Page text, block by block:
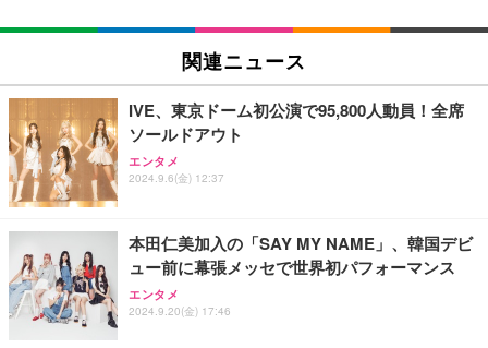
関連ニュース
IVE、東京ドーム初公演で95,800人動員！全席
ソールドアウト
エンタメ
2024.9.6(金) 12:37
本田仁美加入の「SAY MY NAME」、韓国デビ
ュー前に幕張メッセで世界初パフォーマンス
エンタメ
2024.9.20(金) 17:46